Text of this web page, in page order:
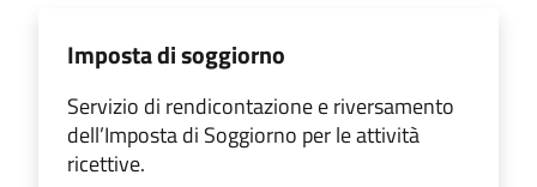
Imposta di soggiorno
Servizio di rendicontazione e riversamento
dell’Imposta di Soggiorno per le attività
ricettive.